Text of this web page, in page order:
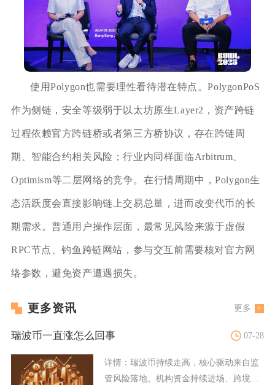
使用Polygon也需要理性看待潜在特点。PolygonPoS
作为侧链，安全等级弱于以太坊原生Layer2，资产跨链
过程依赖官方跨链桥或者第三方桥协议，存在跨链周
期、智能合约相关风险；行业内同样面临Arbitrum、
Optimism等二层网络的竞争。在行情周期中，Polygon生
态活跃度会直接影响链上交易总量，进而改变代币的长
期需求。普通用户操作层面，最常见风险来源于虚假
RPC节点、钓鱼跨链网站，参与交互前需要核对官方网
络参数，避免资产遭遇损失。
更多资讯 更多
瑞波币一直涨怎么回事 07-28
详情： 瑞波币持续走高，核心驱动来自监
管风险落地、机构资金持续进场、跨境支